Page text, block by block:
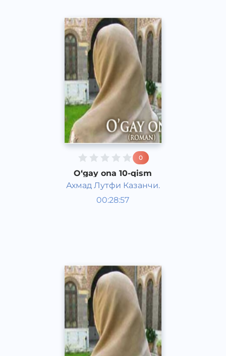
0
O‘gay ona 10-qism
Ахмад Лутфи Казанчи.
00:28:57
O‘zbek adabiyoti